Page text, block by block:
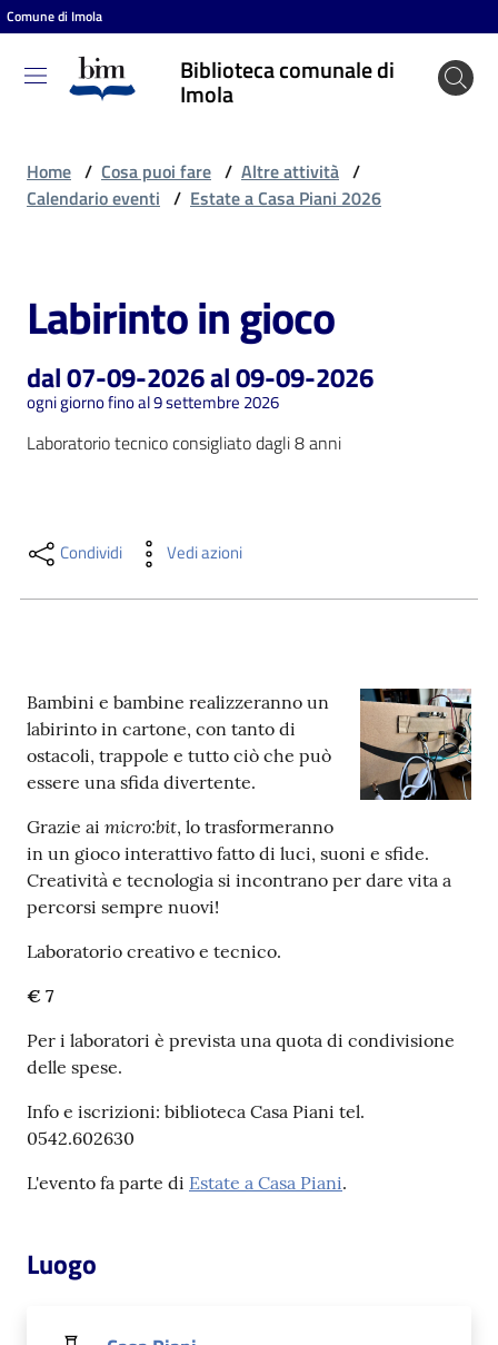
Vai al contenuto
Vai alla navigazione
Vai al footer
Comune di Imola
Biblioteca comunale di
Imola
Biblioteca
comunale
Cosa
puoi
fare
Casa
Piani
Archivio
Decentrate
Patto
per
la
lettura
su
Home / Cosa puoi fare / Altre attività /
Calendario eventi / Estate a Casa Piani 2026
Salta al contenuto
Labirinto in gioco
dal 07-09-2026 al 09-09-2026
ogni giorno fino al 9 settembre 2026
Laboratorio tecnico consigliato dagli 8 anni
Condividi Vedi azioni
Bambini e bambine realizzeranno un
labirinto in cartone, con tanto di
ostacoli, trappole e tutto ciò che può
essere una sfida divertente.
Grazie ai micro:bit, lo trasformeranno
in un gioco interattivo fatto di luci, suoni e sfide.
Creatività e tecnologia si incontrano per dare vita a
percorsi sempre nuovi!
Laboratorio creativo e tecnico.
€ 7
Per i laboratori è prevista una quota di condivisione
delle spese.
Info e iscrizioni: biblioteca Casa Piani tel.
0542.602630
L'evento fa parte di Estate a Casa Piani.
Luogo